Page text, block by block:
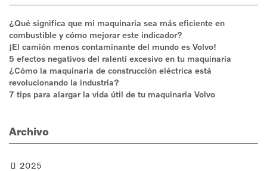
¿Qué significa que mi maquinaria sea más eficiente en
combustible y cómo mejorar este indicador?
¡El camión menos contaminante del mundo es Volvo!
5 efectos negativos del ralentí excesivo en tu maquinaria
¿Cómo la maquinaria de construcción eléctrica está
revolucionando la industria?
7 tips para alargar la vida útil de tu maquinaria Volvo
Archivo
2025